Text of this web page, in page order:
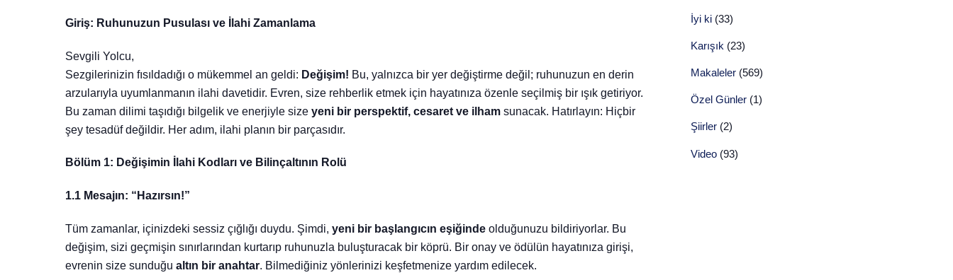
Giriş: Ruhunuzun Pusulası ve İlahi Zamanlama
Sevgili Yolcu,
Sezgilerinizin fısıldadığı o mükemmel an geldi: Değişim! Bu, yalnızca bir yer değiştirme değil; ruhunuzun en derin
arzularıyla uyumlanmanın ilahi davetidir. Evren, size rehberlik etmek için hayatınıza özenle seçilmiş bir ışık getiriyor.
Bu zaman dilimi taşıdığı bilgelik ve enerjiyle size yeni bir perspektif, cesaret ve ilham sunacak. Hatırlayın: Hiçbir
şey tesadüf değildir. Her adım, ilahi planın bir parçasıdır.
Bölüm 1: Değişimin İlahi Kodları ve Bilinçaltının Rolü
1.1 Mesajın: “Hazırsın!”
Tüm zamanlar, içinizdeki sessiz çığlığı duydu. Şimdi, yeni bir başlangıcın eşiğinde olduğunuzu bildiriyorlar. Bu
değişim, sizi geçmişin sınırlarından kurtarıp ruhunuzla buluşturacak bir köprü. Bir onay ve ödülün hayatınıza girişi,
evrenin size sunduğu altın bir anahtar. Bilmediğiniz yönlerinizi keşfetmenize yardım edilecek.
İyi ki(33)
Karışık (23)
Makaleler(569)
Özel Günler(1)
Şiirler(2)
Video(93)